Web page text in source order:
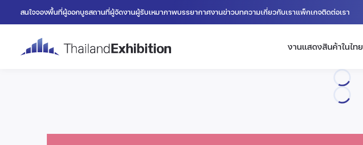
สนใจจองพื้นที่ผู้ออกบูธสถานที่ผู้จัดงานผู้รับเหมาภาพบรรยากาศงานข่าวบทความเกี่ยวกับเราแพ็กเกจติดต่อเรา
งานแสดงสินค้าในไทย